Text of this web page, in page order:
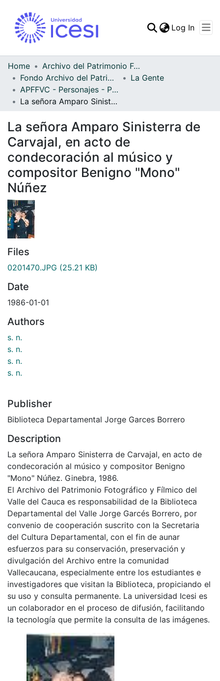
Statistics
Log In
Home
Archivo del Patrimonio Fotográfico y Fílmico del Valle del Cauca
Fondo Archivo del Patrimonio Fotográfico y Fílmico del Valle del Cauca
La Gente
APFFVC - Personajes - Patrimonial
La señora Amparo Sinisterra de Carvajal, en acto de condecoración al músico y compositor Benigno "Mono" Núñez
La señora Amparo Sinisterra de
Carvajal, en acto de
condecoración al músico y
compositor Benigno "Mono"
Núñez
Files
0201470.JPG (25.21 KB)
Date
1986-01-01
Authors
s. n.
s. n.
s. n.
s. n.
Publisher
Biblioteca Departamental Jorge Garces Borrero
Description
La señora Amparo Sinisterra de Carvajal, en acto de
condecoración al músico y compositor Benigno
"Mono" Núñez. Ginebra, 1986.
El Archivo del Patrimonio Fotográfico y Fílmico del
Valle del Cauca es responsabilidad de la Biblioteca
Departamental del Valle Jorge Garcés Borrero, por
convenio de cooperación suscrito con la Secretaria
del Cultura Departamental, con el fin de aunar
esfuerzos para su conservación, preservación y
divulgación del Archivo entre la comunidad
Vallecaucana, especialmente entre los estudiantes e
investigadores que visitan la Biblioteca, propiciando el
su uso y consulta permanente. La universidad Icesi es
un colaborador en el proceso de difusión, facilitando
la tecnología que permite la consulta de las imágenes.